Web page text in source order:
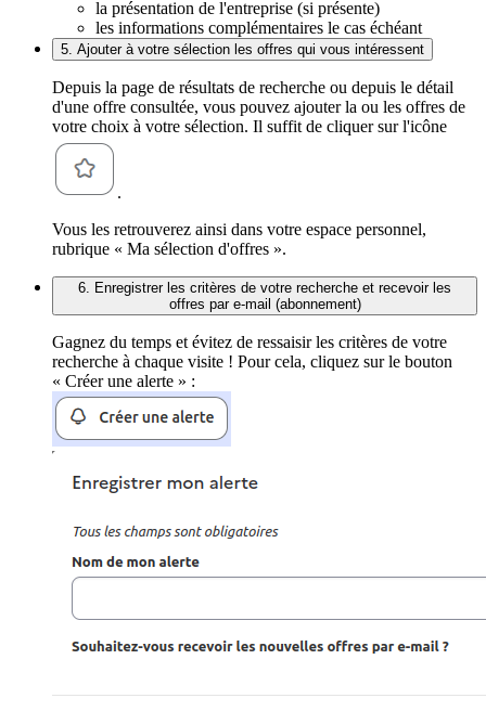
la présentation de l'entreprise (si présente)
les informations complémentaires le cas échéant
5. Ajouter à votre sélection les offres qui vous intéressent
Depuis la page de résultats de recherche ou depuis le détail
d'une offre consultée, vous pouvez ajouter la ou les offres de
votre choix à votre sélection. Il suffit de cliquer sur l'icône
.
Vous les retrouverez ainsi dans votre espace personnel,
rubrique « Ma sélection d'offres ».
6. Enregistrer les critères de votre recherche et recevoir les
offres par e-mail (abonnement)
Gagnez du temps et évitez de ressaisir les critères de votre
recherche à chaque visite ! Pour cela, cliquez sur le bouton
« Créer une alerte » :